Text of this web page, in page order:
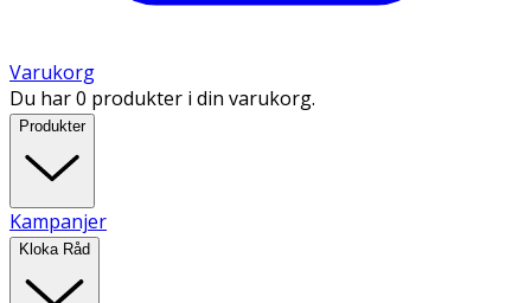
Varukorg
Du har 0 produkter i din varukorg.
Produkter
Kampanjer
Kloka Råd